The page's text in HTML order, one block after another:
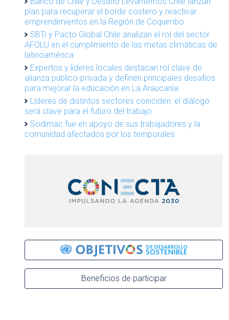
plan para recuperar el borde costero y reactivar
emprendimientos en la Región de Coquimbo
SBTi y Pacto Global Chile analizan el rol del sector
AFOLU en el cumplimiento de las metas climáticas de
latinoamérica
Expertos y líderes locales destacan rol clave de
alianza público-privada y definen principales desafíos
para mejorar la educación en La Araucanía
Líderes de distintos sectores coinciden: el diálogo
será clave para el futuro del trabajo
Sodimac fue en apoyo de sus trabajadores y la
comunidad afectados por los temporales
Beneficios de participar